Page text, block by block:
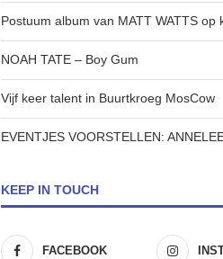
Postuum album van MATT WATTS op
NOAH TATE – Boy Gum
Vijf keer talent in Buurtkroeg MosCow
EVENTJES VOORSTELLEN:
KEEP IN TOUCH
FACEBOOK